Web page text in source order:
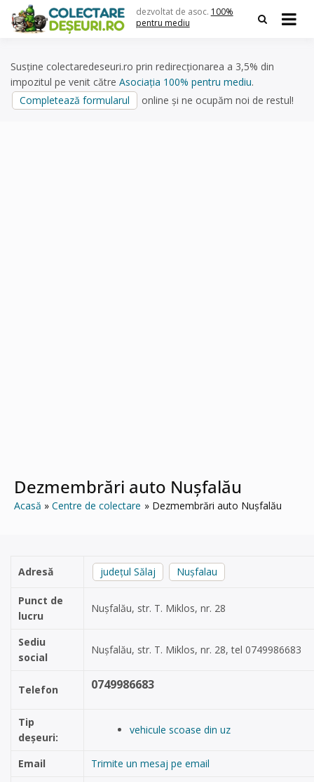
content
dezvoltat de asoc. 100%
pentru mediu
Susține colectaredeseuri.ro prin redirecționarea a 3,5% din
impozitul pe venit către Asociația 100% pentru mediu.
Completează formularul
online și ne ocupăm noi de restul!
Dezmembrări auto Nușfalău
Acasă Centre de colectare Dezmembrări auto Nușfalău
Adresă județul Sălaj Nuşfalau
Punct de
lucru
Nușfalău, str. T. Miklos, nr. 28
Sediu
social
Nușfalău, str. T. Miklos, nr. 28, tel 0749986683
Telefon 0749986683
Tip
deșeuri:
vehicule scoase din uz
Email
Trimite un mesaj pe email